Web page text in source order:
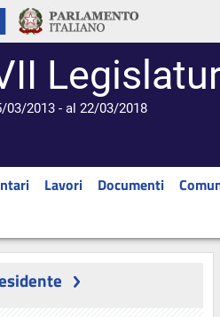
03/2013 - al 22/03/2018
Lavori Documenti